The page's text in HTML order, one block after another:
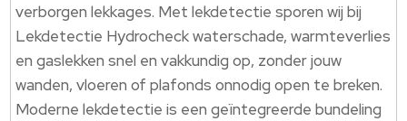
verborgen lekkages. Met lekdetectie sporen wij bij
Lekdetectie Hydrocheck waterschade, warmteverlies
en gaslekken snel en vakkundig op, zonder jouw
wanden, vloeren of plafonds onnodig open te breken.
Moderne lekdetectie is een geïntegreerde bundeling